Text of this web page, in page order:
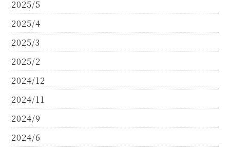
2025/5
2025/4
2025/3
2025/2
2024/12
2024/11
2024/9
2024/6